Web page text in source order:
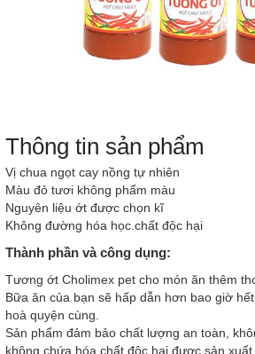
Thông tin sản phẩm
Vị chua ngọt cay nồng tự nhiên
Màu đỏ tươi không phẩm màu
Nguyên liệu ớt được chọn kĩ
Không đường hóa học.chất độc hại
Thành phần và công dụng:
Tương ớt Cholimex pet cho món ăn thêm
Bữa ăn của bạn sẽ hấp dẫn hơn bao giờ
hoà quyện cùng.
Sản phẩm đảm bảo chất lượng an toàn,
không chứa hóa chất độc hại được sản